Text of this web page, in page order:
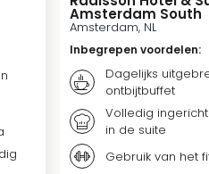
Amsterdam South
Amsterdam, NL
Inbegrepen voordelen:
Dagelijks
ontbijtbuffet
Volledig
in de suite
Gebruik van het